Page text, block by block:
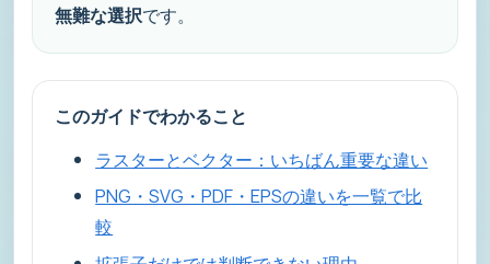
無難な選択です。
このガイドでわかること
ラスターとベクター：いちばん重要な違い
PNG・SVG・PDF・EPSの違いを一覧で比
較